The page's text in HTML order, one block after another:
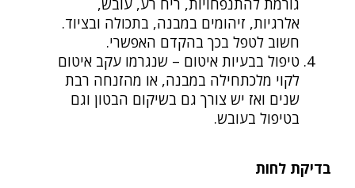
גורמת להתנפחויות, ריח רע, עובש,
אלרגיות, זיהומים במבנה, בתכולה ובציוד.
חשוב לטפל בכך בהקדם האפשרי.
טיפול בבעיות איטום – שנגרמו עקב איטום
לקוי מלכתחילה במבנה, או מהזנחה רבת
שנים ואז יש צורך גם בשיקום הבטון וגם
בטיפול בעובש.
בדיקת לחות